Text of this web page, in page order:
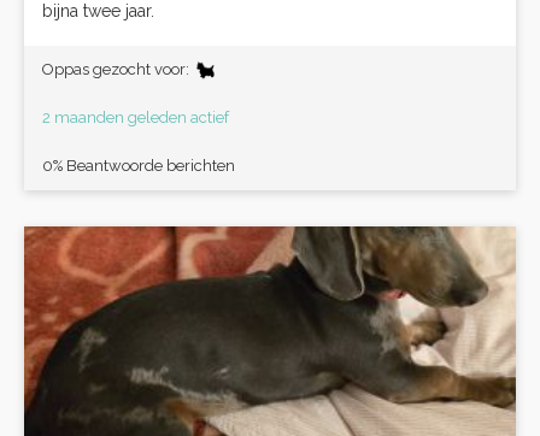
bijna twee jaar.
Oppas gezocht voor:
2 maanden geleden actief
0% Beantwoorde berichten